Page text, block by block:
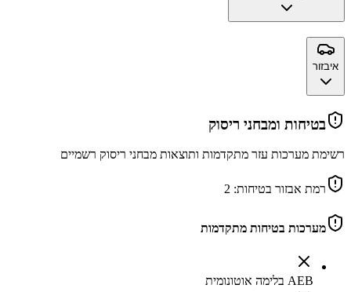
איבזור
בטיחות ומבחני ריסוק
רשימת מערכות עזר מתקדמות ותוצאות מבחני ריסוק רשמיים
רמת אבזור בטיחות: 2
מערכות בטיחות מתקדמות
AEB בלימה אוטונומית